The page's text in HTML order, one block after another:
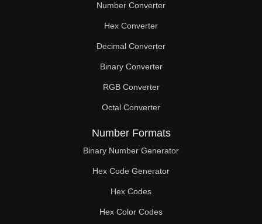
Number Converter
Hex Converter
Decimal Converter
Binary Converter
RGB Converter
Octal Converter
Number Formats
Binary Number Generator
Hex Code Generator
Hex Codes
Hex Color Codes